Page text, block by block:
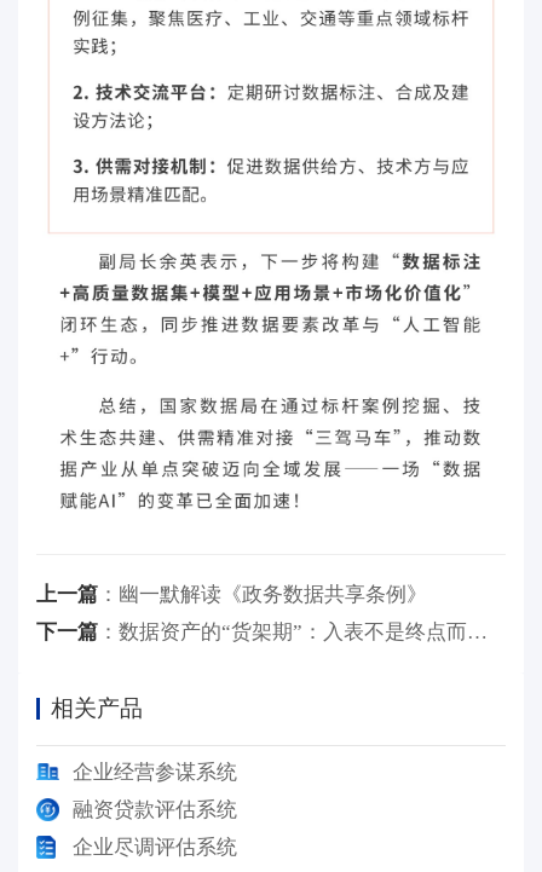
上一篇： 幽一默解读《政务数据共享条例》
下一篇： 数据资产的“货架期”：入表不是终点而是价值起点
相关产品
企业经营参谋系统
融资贷款评估系统
企业尽调评估系统